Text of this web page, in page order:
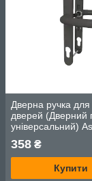
Дверна ручка для
дверей (Дверний
універсальний)
антрацит (РАЛ
358 ₴
Купити